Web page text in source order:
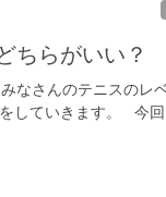
ちらがいい？
なさんのテニスのレ
していきます。 今回